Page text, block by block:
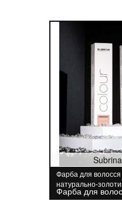
Фарба для
натурально-
Professional 100 мл
Фарба для